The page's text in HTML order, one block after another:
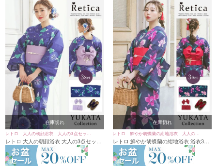
在庫切れ
レトロ 大人の朝顔浴衣 大人の3点セット
レディース浴衣
レトロ 大人の朝顔浴衣 大人の3点セット
レディース浴衣
在庫切れ
レトロ 鮮やか胡蝶蘭の紺地浴衣 大人の3
点セットレディース浴衣
レトロ 鮮やか胡蝶蘭の紺地浴衣 浴衣3点
セット (浴衣+作り帯+下駄)